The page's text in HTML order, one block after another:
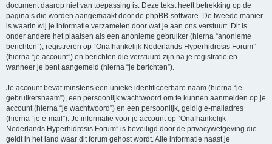
document daarop niet van toepassing is. Deze tekst heeft betrekking op de
pagina’s die worden aangemaakt door de phpBB-software. De tweede manier
is waarin wij je informatie verzamelen door wat je aan ons verstuurt. Dit is
onder andere het plaatsen als een anonieme gebruiker (hierna “anonieme
berichten”), registreren op “Onafhankelijk Nederlands Hyperhidrosis Forum”
(hierna “je account”) en berichten die verstuurd zijn na je registratie en
wanneer je bent aangemeld (hierna “je berichten”).
Je account bevat minstens een unieke identificeerbare naam (hierna “je
gebruikersnaam”), een persoonlijk wachtwoord om te kunnen aanmelden op je
account (hierna “je wachtwoord”) en een persoonlijk, geldig e-mailadres
(hierna “je e-mail”). Je informatie voor je account op “Onafhankelijk
Nederlands Hyperhidrosis Forum” is beveiligd door de privacywetgeving die
geldt in het land waar dit forum gehost wordt. Alle informatie naast je